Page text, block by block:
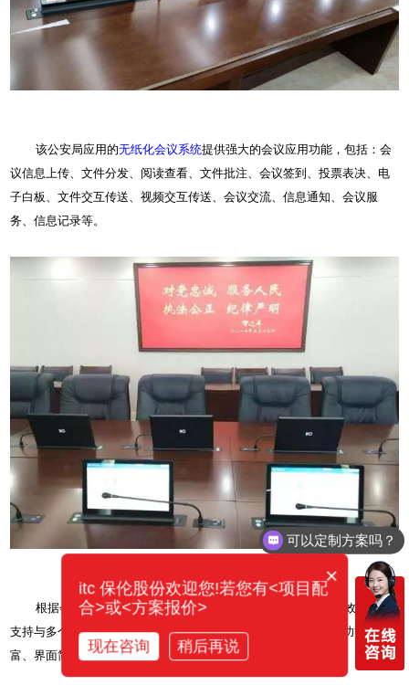
该公安局应用的无纸化会议系统提供强大的会议应用功能，包括：会
议信息上传、文件分发、阅读查看、文件批注、会议签到、投票表决、电
子白板、文件交互传送、视频交互传送、会议交流、信息通知、会议服
务、信息记录等。
根据会前、会中、会后清晰管理，触摸式人机交互方式，高效智能。
支持与多个系统平台无缝对接，实现统一管控，互联互通。具有功能丰
富、界面简洁直观、操作便捷、稳定可靠等特点。
可以定制方案吗？
×
itc 保伦股份欢迎您!若您有<项目配
合>或<方案报价>
现在咨询 稍后再说